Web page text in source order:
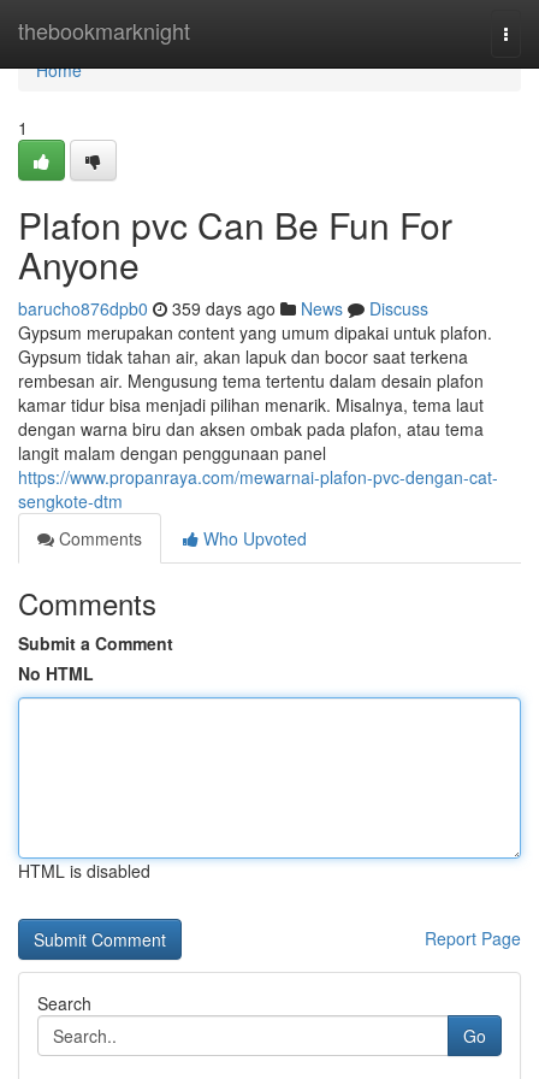
thebookmarknight
Home
Home
1
Plafon pvc Can Be Fun For
Anyone
barucho876dpb0 359 days ago News
Discuss
Gypsum merupakan content yang umum dipakai untuk plafon.
Gypsum tidak tahan air, akan lapuk dan bocor saat terkena
rembesan air. Mengusung tema tertentu dalam desain plafon
kamar tidur bisa menjadi pilihan menarik. Misalnya, tema laut
dengan warna biru dan aksen ombak pada plafon, atau tema
langit malam dengan penggunaan panel
https://www.propanraya.com/mewarnai-plafon-pvc-dengan-cat-
sengkote-dtm
Comments
Who Upvoted
Comments
Submit a Comment
No HTML
HTML is disabled
Report Page
Search
Go